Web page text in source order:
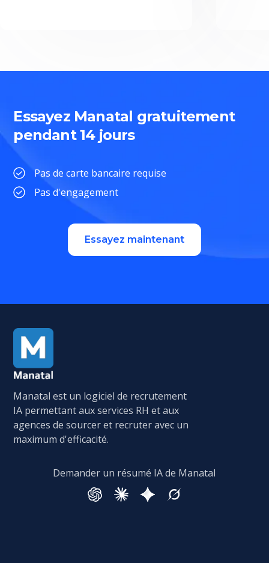
Essayez Manatal gratuitement
pendant 14 jours
Pas de carte bancaire requise
Pas d'engagement
Essayez maintenant
Manatal est un logiciel de recrutement
IA permettant aux services RH et aux
agences de sourcer et recruter avec un
maximum d'efficacité.
Demander un résumé IA de Manatal